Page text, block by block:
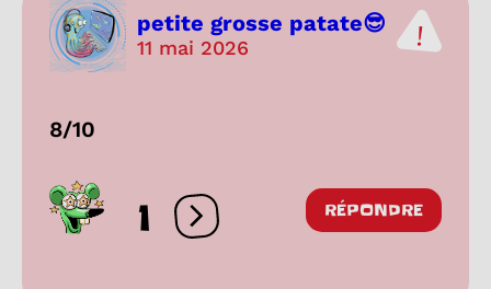
petite grosse patate😎
11 mai 2026
8/10
1 Ouvrir les réactions
RÉPONDRE